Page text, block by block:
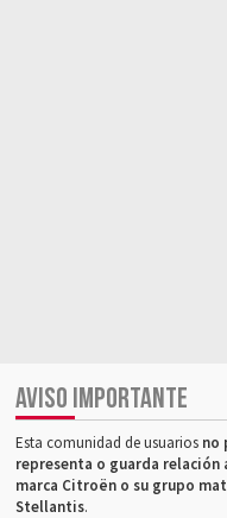
AVISO IMPORTANTE
Esta comunidad de usuarios no
representa o guarda relación
marca Citroën o su grupo
Stellantis.